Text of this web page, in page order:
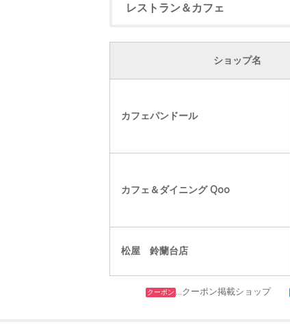
レストラン＆カフェ
ショップ名
カフェパンドール
カフェ＆ダイニング Qoo
松屋 鈴蘭台店
クーポン …クーポン掲載ショップ